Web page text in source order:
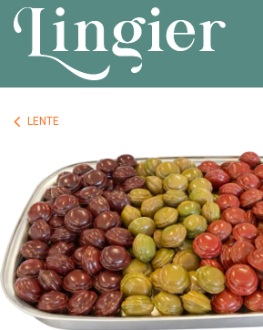
Overslaan naar inhoud
LENTE